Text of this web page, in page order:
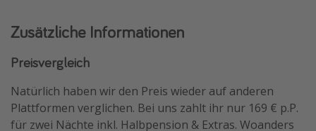
Zusätzliche Informationen
Preisvergleich
Natürlich haben wir den Preis wieder auf anderen
Plattformen verglichen. Bei uns zahlt ihr nur 169 € p.P.
für zwei Nächte inkl. Halbpension & Extras. Woanders